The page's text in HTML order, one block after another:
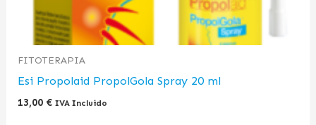
FITOTERAPIA
Esi Propolaid PropolGola Spray 20 ml
13,00 € IVA Incluido